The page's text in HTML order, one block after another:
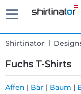
Shirtinator
Fuchs T-Shirts
Affen | Bär | Baum |